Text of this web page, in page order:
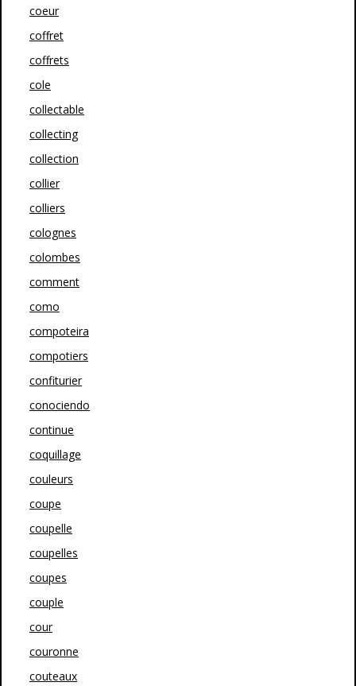
coeur
coffret
coffrets
cole
collectable
collecting
collection
collier
colliers
colognes
colombes
comment
como
compoteira
compotiers
confiturier
conociendo
continue
coquillage
couleurs
coupe
coupelle
coupelles
coupes
couple
cour
couronne
couteaux